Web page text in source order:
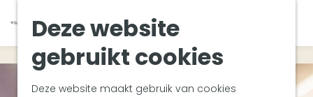
Deze website
gebruikt cookies
Deze website maakt gebruik van cookies
a
n
K
a
a
r
t
Z
o
e
k
e
M
e
Zuiderwaterlinie
Met groepen
Met kinderen
In de omgeving